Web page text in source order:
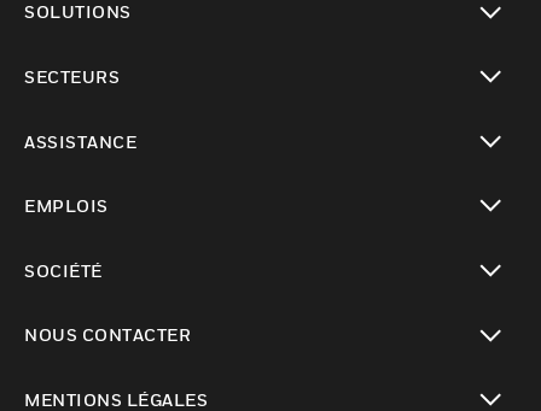
SOLUTIONS
SECTEURS
ASSISTANCE
EMPLOIS
SOCIÉTÉ
NOUS CONTACTER
MENTIONS LÉGALES